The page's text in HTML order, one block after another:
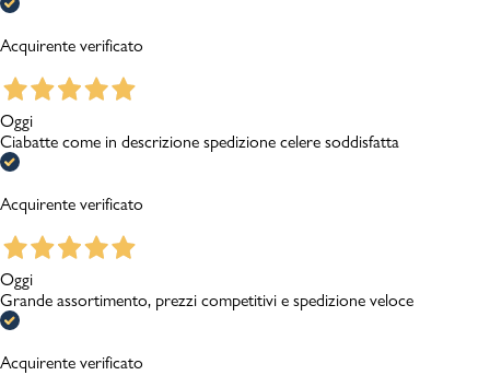
Acquirente verificato
Oggi
Ciabatte come in descrizione spedizione celere soddisfatta
Acquirente verificato
Oggi
Grande assortimento, prezzi competitivi e spedizione veloce
Acquirente verificato